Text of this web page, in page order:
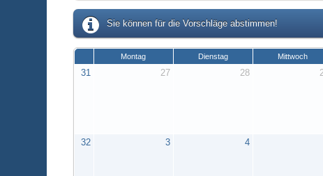
Sie können für die Vorschläge abstimmen!
Montag Dienstag Mittwoch
31 27 28
32 3 4